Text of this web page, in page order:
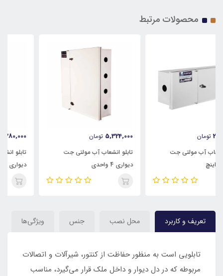
محصولات مرتبط
تابلو انشعاب آب مولتی جت
4,380,000
تابلو انشعاب آب مولتی جت
تعریف و کاربرد محل نصب جنس ویژگی‌ها
تابلویی است به منظور حفاظت از کنتور، شیرآلات و اتصالات
مربوطه که در دل دیوار و داخل ملک قرار می‌گیرد، مناسب